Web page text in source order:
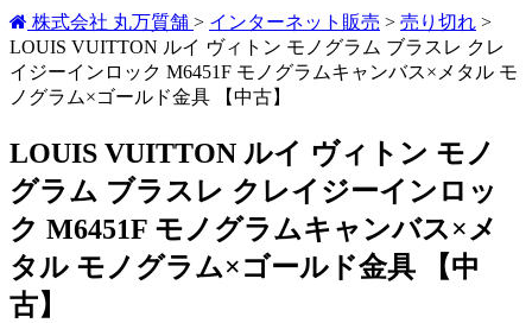
株式会社 丸万質舗 > インターネット販売 > 売り切れ >
LOUIS VUITTON ルイ ヴィトン モノグラム ブラスレ クレ
イジーインロック M6451F モノグラムキャンバス×メタル モ
ノグラム×ゴールド金具 【中古】
LOUIS VUITTON ルイ ヴィトン モノ
グラム ブラスレ クレイジーインロッ
ク M6451F モノグラムキャンバス×メ
タル モノグラム×ゴールド金具 【中
古】